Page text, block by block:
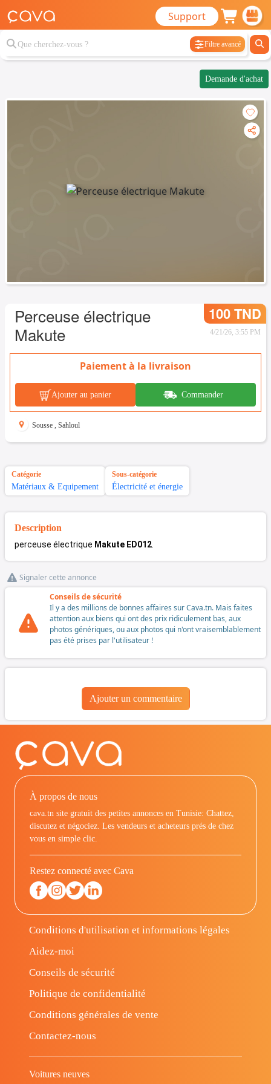
Support
Filtre avancé
Demande d'achat
Perceuse électrique
Makute
100 TND
4/21/26, 3:55 PM
Paiement à la livraison
Ajouter au panier Commander
Sousse , Sahloul
Catégorie
Matériaux & Equipement
Sous-catégorie
Électricité et énergie
Description
perceuse électrique Makute ED012.
Signaler cette annonce
Conseils de sécurité
Il y a des millions de bonnes affaires sur Cava.tn. Mais faites
attention aux biens qui ont des prix ridiculement bas, aux
photos génériques, ou aux photos qui n'ont vraisemblablement
pas été prises par l'utilisateur !
Ajouter un commentaire
À propos de nous
cava.tn site gratuit des petites annonces en Tunisie: Chattez,
discutez et négociez. Les vendeurs et acheteurs prés de chez
vous en simple clic.
Restez connecté avec Cava
Conditions d'utilisation et informations légales
Aidez-moi
Conseils de sécurité
Politique de confidentialité
Conditions générales de vente
Contactez-nous
Voitures neuves